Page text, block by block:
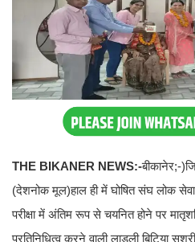
THE BIKANER NEWS:-बीकानेर;-
(देशनोक मूल)हाल ही में घोषित संघ लोक
परीक्षा में अंतिम रूप से चयनित होने पर
प्रतिनिधित्व करने वाली लाडली बिटिया